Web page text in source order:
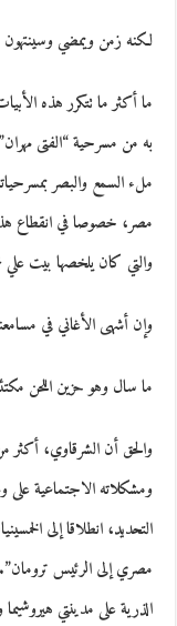
لكنه زمن ويمضي وسينتهون
ما أكثر ما تتكرر هذه
به من مسرحية “الفتى
ملء السمع والبصر
مصر،‮ ‬خصوصا في انقطاع هذا
‬والتي كان يلخصها بيت علي
وإن أشهى الأغاني في
ما سال وهو حزين اللحن
والحق أن الشرقاوي،‮ ‬أكثر
ومشكلاته الاجتماعية
التحديد،‮ ‬انطلاقا إلى
مصري إلى الرئيس ترومان”.
الذرية على مدينتي